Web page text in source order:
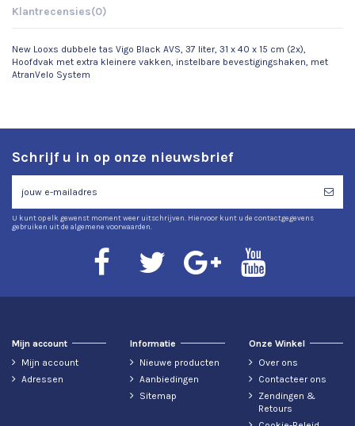
Klantrecensies(0)
New Looxs dubbele tas Vigo Black AVS, 37 liter, 31 x 40 x 15 cm (2x),
Hoofdvak met extra kleinere vakken, instelbare bevestigingshaken, met
AtranVelo System
Schrijf u in op onze nieuwsbrief
U kunt op elk gewenst moment weer uitschrijven. Hiervoor kunt u de contactgegevens
gebruiken uit de algemene voorwaarden.
Mijn account
Mijn account
Adressen
Informatie
Nieuwe producten
Aanbiedingen
Sitemap
Onze Winkel
Over ons
Contacteer ons
Zendingen &
Retours